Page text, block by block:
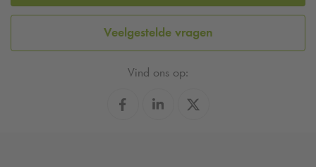
Veelgestelde vragen
Vind ons op: